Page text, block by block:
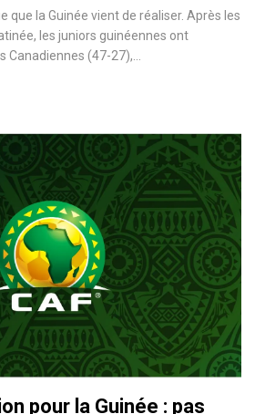
que la Guinée vient de réaliser. Après les
les juniors guinéennes ont
Canadiennes (47-27),…
pour la Guinée : pas